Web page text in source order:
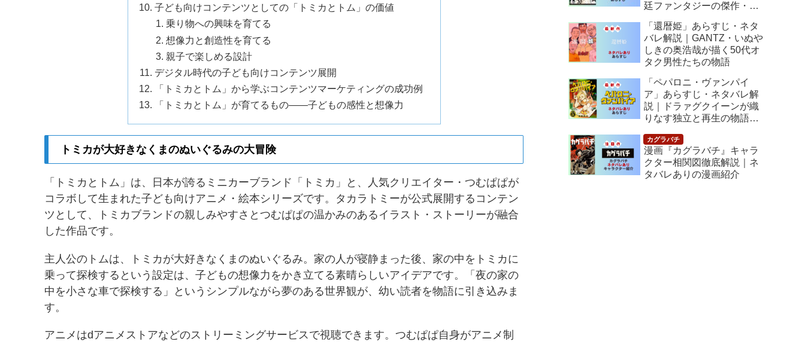
子ども向けコンテンツとしての「トミカとトム」の価値
乗り物への興味を育てる
想像力と創造性を育てる
親子で楽しめる設計
デジタル時代の子ども向けコンテンツ展開
「トミカとトム」から学ぶコンテンツマーケティングの成功例
「トミカとトム」が育てるもの——子どもの感性と想像力
トミカが大好きなくまのぬいぐるみの大冒険
「トミカとトム」は、日本が誇るミニカーブランド「トミカ」と、人気クリエイター・つむぱぱが
コラボして生まれた子ども向けアニメ・絵本シリーズです。タカラトミーが公式展開するコンテン
ツとして、トミカブランドの親しみやすさとつむぱぱの温かみのあるイラスト・ストーリーが融合
した作品です。
主人公のトムは、トミカが大好きなくまのぬいぐるみ。家の人が寝静まった後、家の中をトミカに
乗って探検するという設定は、子どもの想像力をかき立てる素晴らしいアイデアです。「夜の家の
中を小さな車で探検する」というシンプルながら夢のある世界観が、幼い読者を物語に引き込みま
す。
アニメはdアニメストアなどのストリーミングサービスで視聴できます。つむぱぱ自身がアニメ制
廷ファンタジーの傑作・
「還暦姫」あらすじ・ネタ
バレ解説｜GANTZ・いぬや
しきの奥浩哉が描く50代オ
タク男性たちの物語
「ペパロニ・ヴァンパイ
ア」あらすじ・ネタバレ解
説｜ドラァグクイーンが織
りなす独立と再生の物語
漫画『カグラバチ』キャラ
クター相関図徹底解説｜ネ
タバレありの漫画紹介